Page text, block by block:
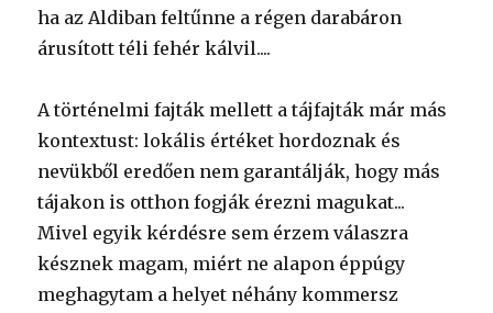
ha az Aldiban feltűnne a régen darabáron
árusított téli fehér kálvil....
A történelmi fajták mellett a tájfajták már más
kontextust: lokális értéket hordoznak és
nevükből eredően nem garantálják, hogy más
tájakon is otthon fogják érezni magukat...
Mivel egyik kérdésre sem érzem válaszra
késznek magam, miért ne alapon éppúgy
meghagytam a helyet néhány kommersz